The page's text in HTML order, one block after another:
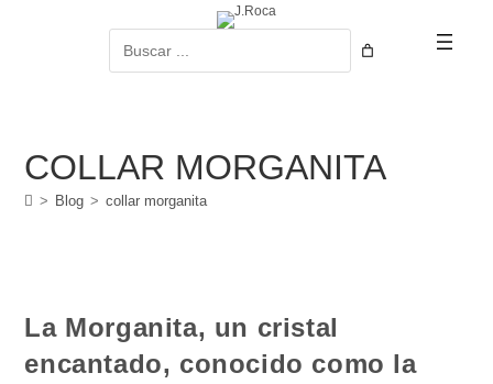
COLLAR MORGANITA
> Blog > collar morganita
La Morganita, un cristal
encantado, conocido como la